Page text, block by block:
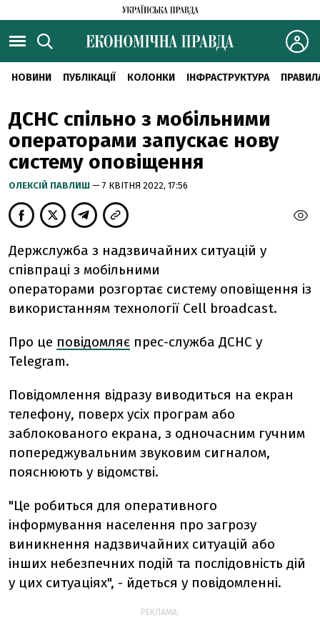
НОВИНИ ПУБЛІКАЦІЇ КОЛОНКИ ІНФРАСТРУКТУРА
ДСНС спільно з мобільними
операторами запускає нову
систему оповіщення
ОЛЕКСІЙ ПАВЛИШ — 7 КВІТНЯ 2022, 17:56
Держслужба з надзвичайних ситуацій у
співпраці з мобільними
операторами розгортає систему оповіщення із
використанням технології Cell broadcast.
Про це повідомляє прес-служба ДСНС у
Telegram.
Повідомлення відразу виводиться на екран
телефону, поверх усіх програм або
заблокованого екрана, з одночасним гучним
попереджувальним звуковим сигналом,
пояснюють у відомстві.
"Це робиться для оперативного
інформування населення про загрозу
виникнення надзвичайних ситуацій або
інших небезпечних подій та послідовність дій
у цих ситуаціях", - йдеться у повідомленні.
РЕКЛАМА: